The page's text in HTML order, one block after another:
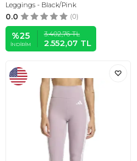
Leggings - Black/Pink
0.0 (0)
%25
İNDIRIM
3.402,76TL
2.552,07 TL